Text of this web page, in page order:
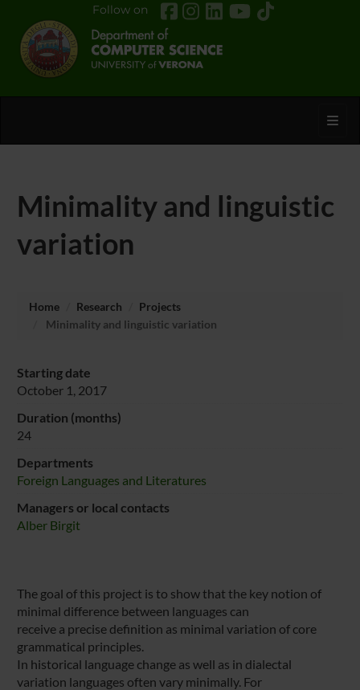
Follow on
Minimality and linguistic
variation
Home Research
Projects
Minimality and linguistic variation
Starting date
October 1, 2017
Duration (months)
24
Departments
Foreign Languages and Literatures
Managers or local contacts
Alber Birgit
The goal of this project is to show that the key notion of
minimal difference between languages can
receive a precise definition as minimal variation of core
grammatical principles.
In historical language change as well as in dialectal
variation languages often vary minimally. For